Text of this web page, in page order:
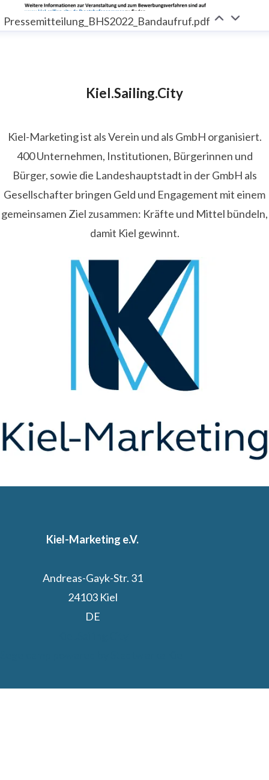
Pressemitteilung_BHS2022_Bandaufruf.pdf
Kiel.Sailing.City
Kiel-Marketing ist als Verein und als GmbH organisiert.
400 Unternehmen, Institutionen, Bürgerinnen und
Bürger, sowie die Landeshauptstadt in der GmbH als
Gesellschafter bringen Geld und Engagement mit einem
gemeinsamen Ziel zusammen: Kräfte und Mittel bündeln,
damit Kiel gewinnt.
Kiel-Marketing e.V.
Andreas-Gayk-Str. 31
24103 Kiel
DE